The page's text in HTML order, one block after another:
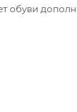
обуви